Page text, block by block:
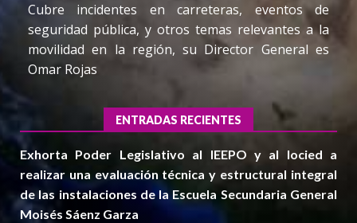
Cubre incidentes en carreteras, eventos de
seguridad pública, y otros temas relevantes a la
movilidad en la región, su Director General es
Omar Rojas
ENTRADAS RECIENTES
Exhorta Poder Legislativo al IEEPO y al Iocied a
realizar una evaluación técnica y estructural integral
de las instalaciones de la Escuela Secundaria General
Moisés Sáenz Garza